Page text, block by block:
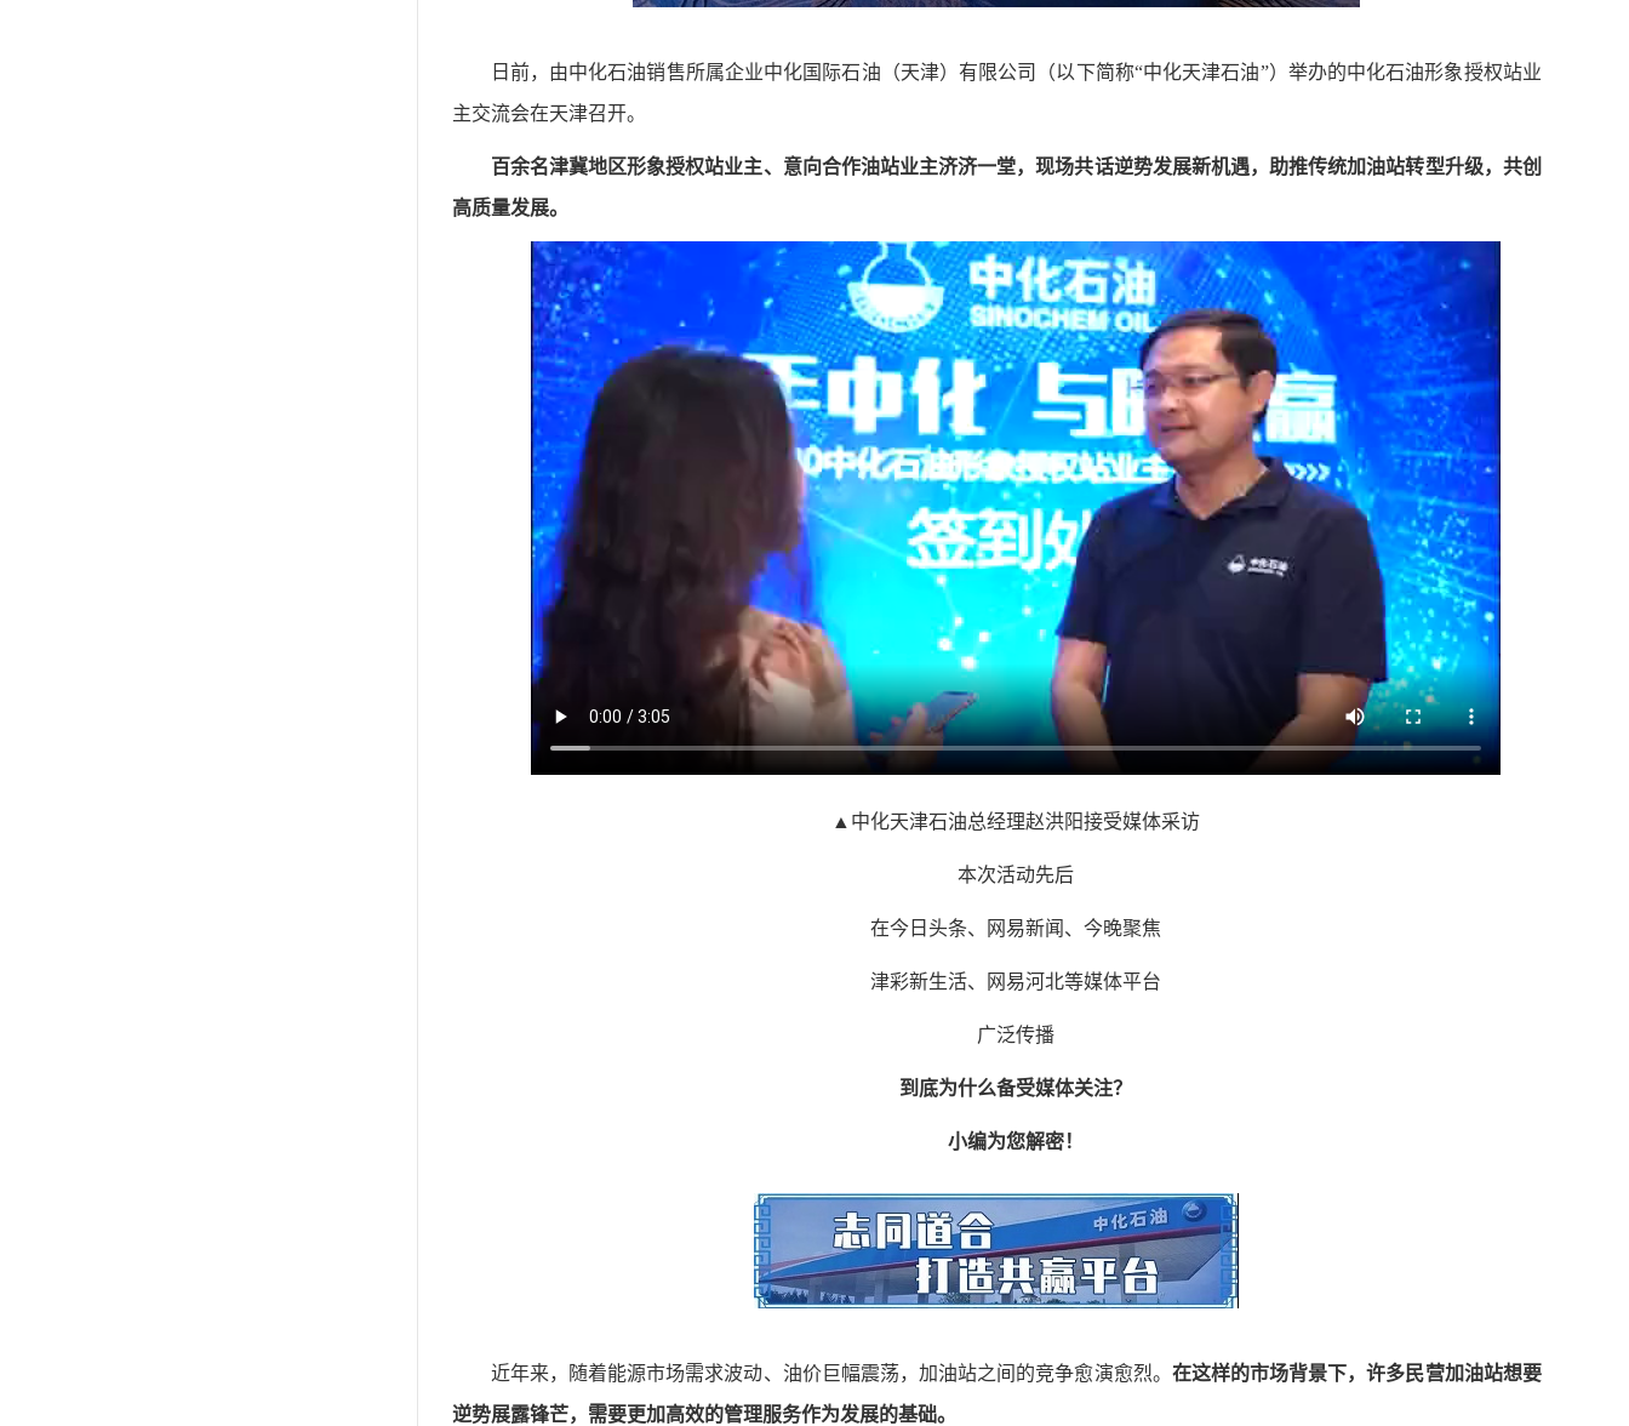
日前，由中化石油销售所属企业中化国际石油（天津）有限公司（以下简称“中化天津石油”）举办的中化石油形象授权站业
主交流会在天津召开。
百余名津冀地区形象授权站业主、意向合作油站业主济济一堂，现场共话逆势发展新机遇，助推传统加油站转型升级，共创
高质量发展。
▲中化天津石油总经理赵洪阳接受媒体采访
本次活动先后
在今日头条、网易新闻、今晚聚焦
津彩新生活、网易河北等媒体平台
广泛传播
到底为什么备受媒体关注？
小编为您解密！
近年来，随着能源市场需求波动、油价巨幅震荡，加油站之间的竞争愈演愈烈。 在这样的市场背景下，许多民营加油站想要
逆势展露锋芒，需要更加高效的管理服务作为发展的基础。